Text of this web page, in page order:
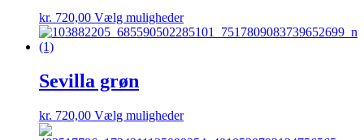
kr. 720,00 Vælg mulighederDette
vare
vælges
Sevilla grøn
kr. 720,00 Vælg mulighederDette